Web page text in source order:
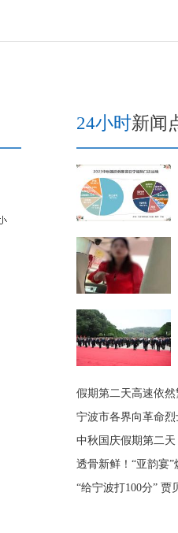
24小时新闻
假期第二天高速依
宁波市各界向革命
中秋国庆假期第二
透骨新鲜！“亚韵宴
“给宁波打100分” 贾